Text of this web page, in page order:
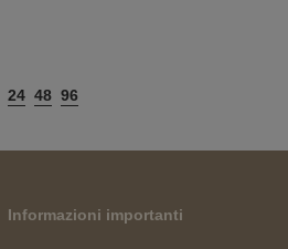
24 48 96
Informazioni importanti